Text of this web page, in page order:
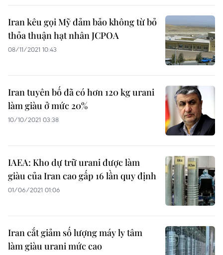
Iran kêu gọi Mỹ đảm bảo không từ bỏ
thỏa thuận hạt nhân JCPOA
08/11/2021 10:43
Iran tuyên bố đã có hơn 120 kg urani
làm giàu ở mức 20%
10/10/2021 03:38
IAEA: Kho dự trữ urani được làm
giàu của Iran cao gấp 16 lần quy định
01/06/2021 01:06
Iran cắt giảm số lượng máy ly tâm
làm giàu urani mức cao